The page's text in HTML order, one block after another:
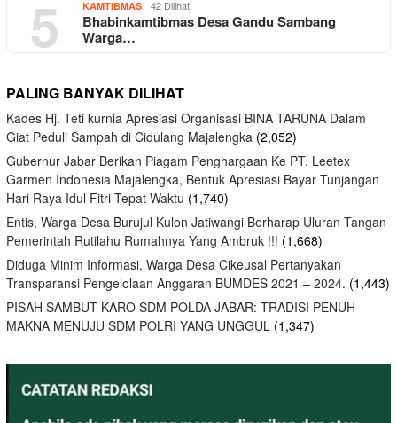
5 KAMTIBMAS 42 Dilihat
Bhabinkamtibmas Desa Gandu Sambang
Warga…
PALING BANYAK DILIHAT
Kades Hj. Teti kurnia Apresiasi Organisasi BINA TARUNA Dalam
Giat Peduli Sampah di Cidulang Majalengka (2,052)
Gubernur Jabar Berikan Piagam Penghargaan Ke PT. Leetex
Garmen Indonesia Majalengka, Bentuk Apresiasi Bayar Tunjangan
Hari Raya Idul Fitri Tepat Waktu (1,740)
Entis, Warga Desa Burujul Kulon Jatiwangi Berharap Uluran Tangan
Pemerintah Rutilahu Rumahnya Yang Ambruk !!! (1,668)
Diduga Minim Informasi, Warga Desa Cikeusal Pertanyakan
Transparansi Pengelolaan Anggaran BUMDES 2021 – 2024. (1,443)
PISAH SAMBUT KARO SDM POLDA JABAR: TRADISI PENUH
MAKNA MENUJU SDM POLRI YANG UNGGUL (1,347)